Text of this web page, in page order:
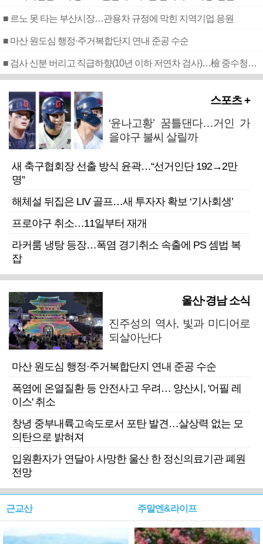
■ 르노 못 타는 부산시장…관용차 규정에 막힌 지역기업 응원
■ 마산 원도심 행정·주거복합단지 연내 준공 수순
■ 검사 신분 버리고 직급하향(10년 이하 저연차 검사)…檢 중수청행 기피
스포츠 +
‘윤나고황’ 꿈틀댄다…거인 가
을야구 불씨 살릴까
새 축구협회장 선출 방식 윤곽…“선거인단 192→2만
명”
해체설 뒤집은 LIV 골프…새 투자자 확보 ‘기사회생’
프로야구 취소…11일부터 재개
라커룸 냉탕 등장…폭염 경기취소 속출에 PS 셈법 복
잡
울산·경남 소식
진주성의 역사, 빛과 미디어로
되살아난다
마산 원도심 행정·주거복합단지 연내 준공 수순
폭염에 온열질환 등 안전사고 우려… 양산시, '어필 레
이스' 취소
창녕 중부내륙고속도로서 포탄 발견…살상력 없는 모
의탄으로 밝혀져
입원환자가 연달아 사망한 울산 한 정신의료기관 폐원
전망
근교산 주말엔&라이프